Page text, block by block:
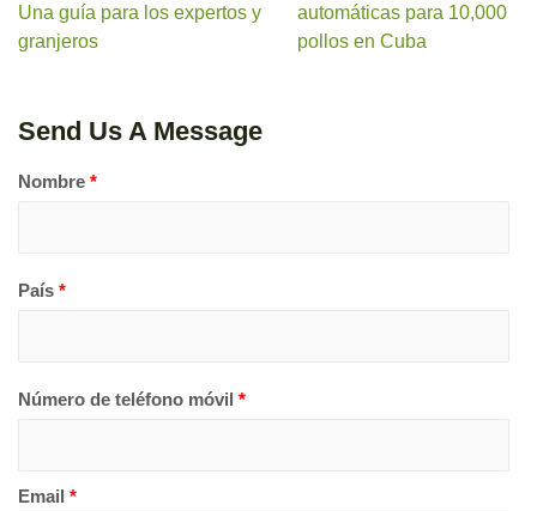
Una guía para los expertos y
granjeros
automáticas para 10,000
pollos en Cuba
Send Us A Message
Nombre *
País *
Número de teléfono móvil *
Email *